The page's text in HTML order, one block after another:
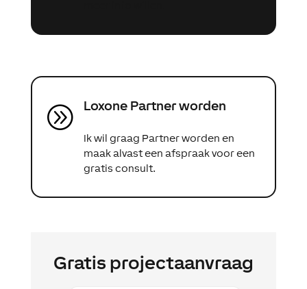
A Loxone Partner worden
Ik wil graag Partner worden en
maak alvast een afspraak voor een
gratis consult.
Gratis projectaanvraag